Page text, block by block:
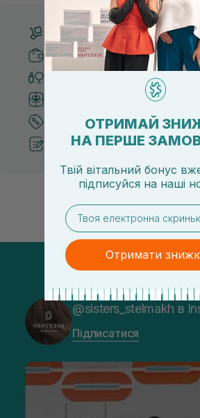
Безкоштовна доставка від
Безпечні способи оплати
Тільки оригінальна косметика
Система бонусів та лояльності
Кращі ціни та топ товари
Рекомендації від косметологів
@sisters_stelmakh в
Підписатися
ОТРИМАЙ
НА ПЕРШЕ
Твій вітальний бонус
підписуйся на наші
email
Отримати